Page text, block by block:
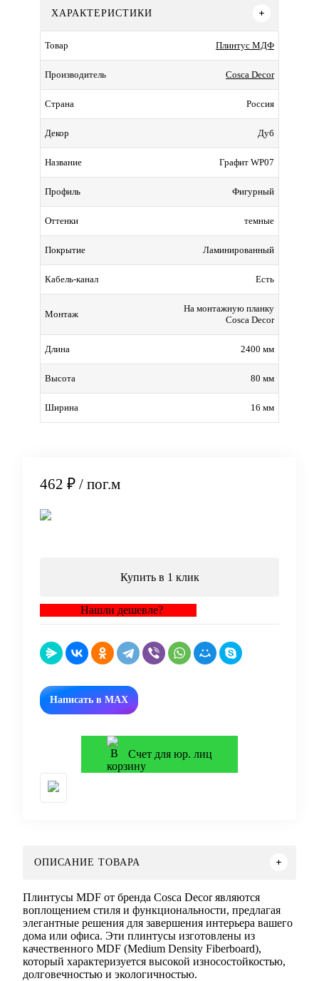
ХАРАКТЕРИСТИКИ
Товар Плинтус МДФ
Производитель Cosca Decor
Страна Россия
Декор Дуб
Название Графит WP07
Профиль Фигурный
Оттенки темные
Покрытие Ламинированный
Кабель-канал Есть
Монтаж
На монтажную планку
Cosca Decor
Длина 2400 мм
Высота 80 мм
Ширина 16 мм
462 ₽ / пог.м
Купить в 1 клик
Нашли дешевле?
Написать в MAX
Счет для юр. лиц
ОПИСАНИЕ ТОВАРА
Плинтусы MDF от бренда Cosca Decor являются
воплощением стиля и функциональности, предлагая
элегантные решения для завершения интерьера вашего
дома или офиса. Эти плинтусы изготовлены из
качественного MDF (Medium Density Fiberboard),
который характеризуется высокой износостойкостью,
долговечностью и экологичностью.